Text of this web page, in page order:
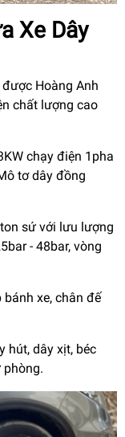
Xe Dây
được Hoàng Anh
chất lượng cao
chạy điện 1pha
tơ dây đồng
sứ với lưu lượng
- 48bar, vòng
xe, chân đế
hút, dây xịt, béc
phòng.